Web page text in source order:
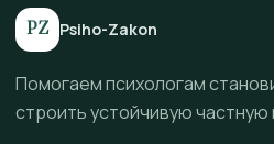
PZ Psiho-Zakon
Помогаем психологам
строить устойчивую частную